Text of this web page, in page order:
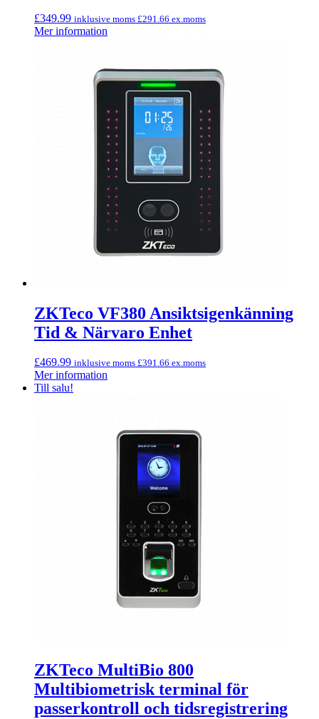
£349.99 inklusive moms £291.66 ex.moms
Mer information
ZKTeco VF380 Ansiktsigenkänning
Tid & Närvaro Enhet
£469.99 inklusive moms £391.66 ex.moms
Mer information
Till salu!
ZKTeco MultiBio 800
Multibiometrisk terminal för
passerkontroll och tidsregistrering